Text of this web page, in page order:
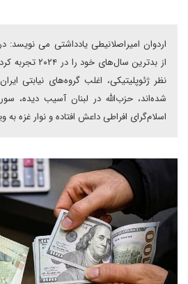
اردوان امیراصلانیطی یادداشتی می نویسد:
از بدترین
نظر ژئوپلیتیکی، اغلب گروه‌های نیابتی
شده‌اند، حزب‌الله در لبنان آسیب دیده،
اسلام‌گرای افراطی داعش افتاده و نوار غزه